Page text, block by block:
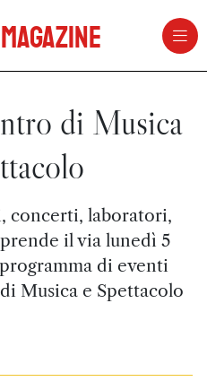
Magazine
di Musica
concerti, laboratori,
il via lunedì 5
di eventi
Musica e Spettacolo